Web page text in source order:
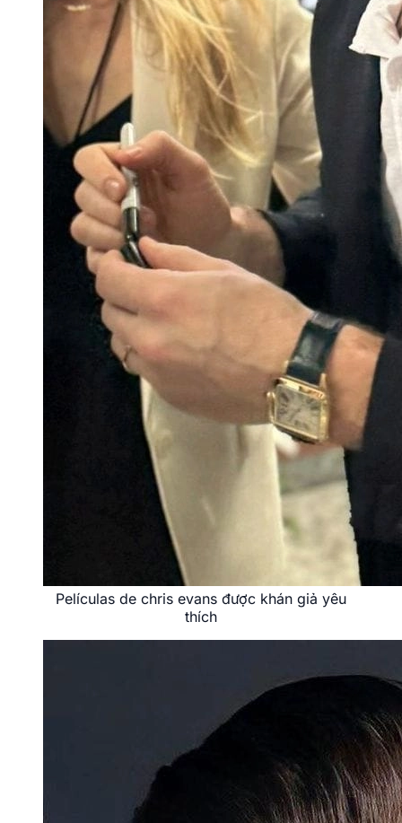
Películas de chris evans được khán giả yêu
thích